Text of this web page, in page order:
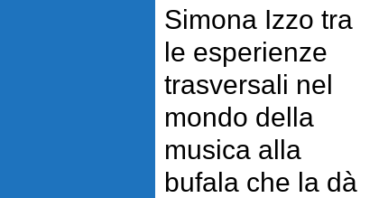
Simona Izzo tra
le esperienze
trasversali nel
mondo della
musica alla
bufala che la dà